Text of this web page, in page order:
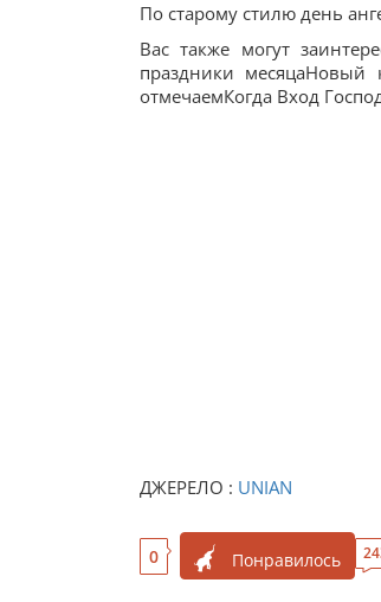
По старому стилю день
Вас также могут
праздники
отмечаемКогда Вход
ДЖЕРЕЛО : UNIAN
0 Понравилось